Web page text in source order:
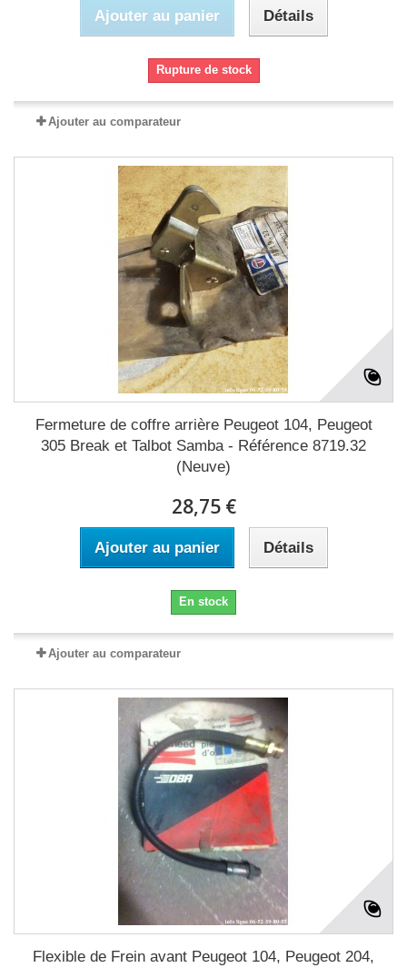
Ajouter au panier Détails
Rupture de stock
Ajouter au comparateur
Fermeture de coffre arrière Peugeot 104, Peugeot
305 Break et Talbot Samba - Référence 8719.32
(Neuve)
28,75 €
Ajouter au panier Détails
En stock
Ajouter au comparateur
Flexible de Frein avant Peugeot 104, Peugeot 204,